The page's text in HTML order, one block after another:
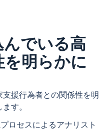
でいる高
を明らかに
援行為者との関係性を明
す。
ロセスによるアナリスト